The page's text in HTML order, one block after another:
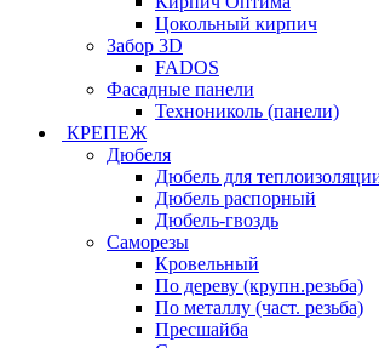
Цокольный кирпич
Забор 3D
FADOS
Фасадные панели
Технониколь (панели)
КРЕПЕЖ
Дюбеля
Дюбель для
Дюбель распорный
Дюбель-гвоздь
Саморезы
Кровельный
По дереву (крупн.резьба)
По металлу (част. резьба)
Пресшайба